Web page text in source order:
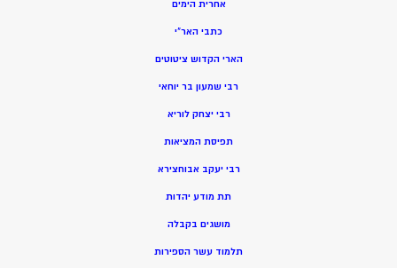
אחרית הימים
כתבי האר”י
הארי הקדוש ציטוטים
רבי שמעון בר יוחאי
רבי יצחק לוריא
תפיסת המציאות
רבי יעקב אבוחצירא
תת מודע יהדות
מושגים בקבלה
תלמוד עשר הספירות